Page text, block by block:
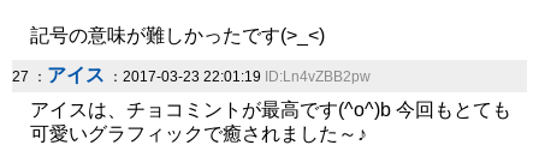
記号の意味が難しかったです(>_<)
27 ： アイス ：2017-03-23 22:01:19 ID:Ln4vZBB2pw
アイスは、チョコミントが最高です(^o^)b 今回もとても
可愛いグラフィックで癒されました～♪